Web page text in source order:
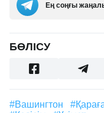
Ең соңғы
БӨЛІСУ
#Вашингтон